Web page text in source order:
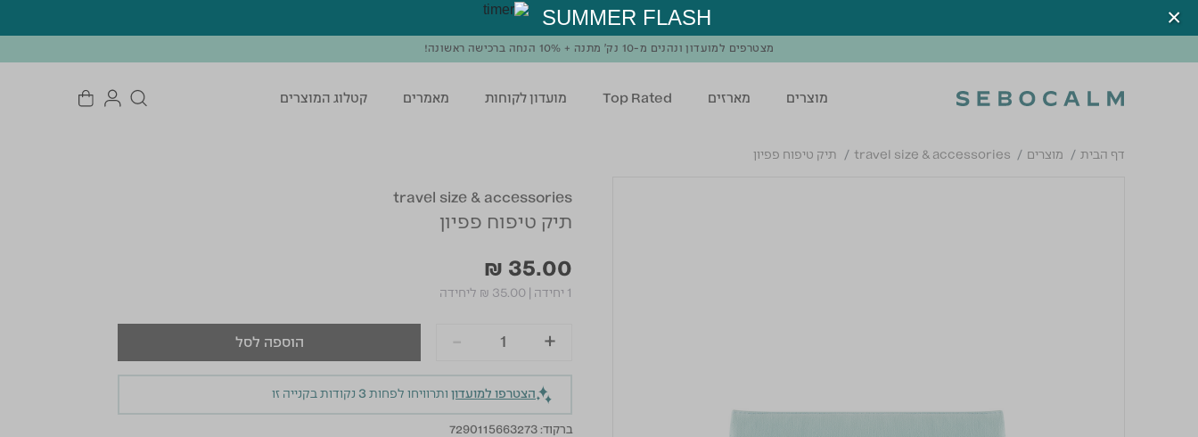
SUMMER FLASH
מצטרפים למועדון ונהנים מ-10 נק' מתנה + 10% הנחה ברכישה ראשונה!
מוצרים מארזים Top Rated מועדון לקוחות מאמרים קטלוג המוצרים
דף הבית מוצרים travel size & accessories תיק טיפוח פפיון
travel size & accessories
תיק טיפוח פפיון
₪ 35.00
1 יחידה ₪ 35.00 ליחידה
+
- הוספה לסל
הצטרפו למועדון ותרוויחו לפחות 3 נקודות בקנייה זו
ברקוד: 7290115663273